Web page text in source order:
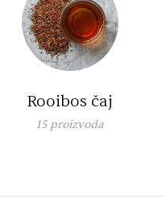
Voćni čaj
proizvoda